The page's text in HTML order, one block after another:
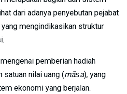
dari adanya penyebutan pejabat
mengindikasikan struktur
pemberian hadiah
satuan nilai uang (māṣa), yang
ekonomi yang berjalan.